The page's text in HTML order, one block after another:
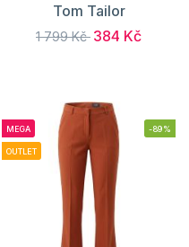
Tom Tailor
1 799 Kč 384 Kč
MEGA
OUTLET
-89%